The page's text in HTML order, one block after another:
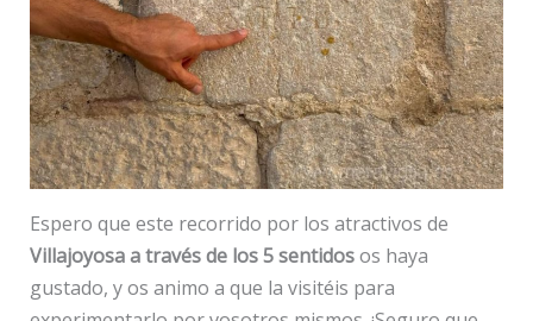
Espero que este recorrido por los atractivos de
Villajoyosa a través de los 5 sentidosos haya
gustado, y os animo a que la visitéis para